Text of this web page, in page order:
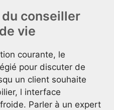
conseiller
vie
courante, le
pour discuter de
un client souhaite
l interface
Parler à un expert